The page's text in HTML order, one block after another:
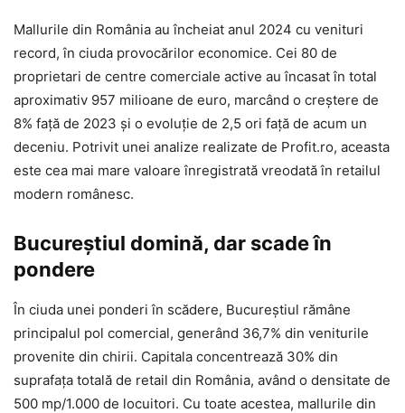
Mallurile din România au încheiat anul 2024 cu venituri
record, în ciuda provocărilor economice. Cei 80 de
proprietari de centre comerciale active au încasat în total
aproximativ 957 milioane de euro, marcând o creștere de
8% față de 2023 și o evoluție de 2,5 ori față de acum un
deceniu. Potrivit unei analize realizate de Profit.ro, aceasta
este cea mai mare valoare înregistrată vreodată în retailul
modern românesc.
Bucureștiul domină, dar scade în
pondere
În ciuda unei ponderi în scădere, Bucureștiul rămâne
principalul pol comercial, generând 36,7% din veniturile
provenite din chirii. Capitala concentrează 30% din
suprafața totală de retail din România, având o densitate de
500 mp/1.000 de locuitori. Cu toate acestea, mallurile din